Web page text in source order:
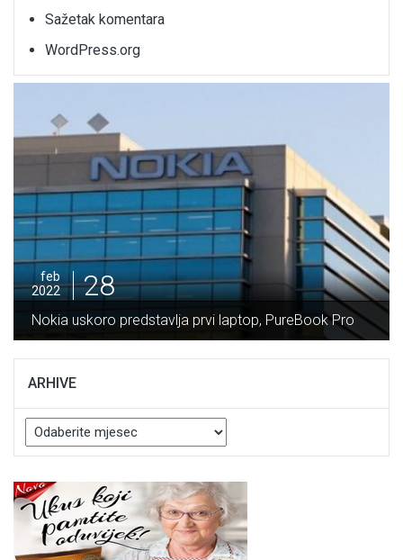
Sažetak komentara
WordPress.org
feb
2022
28
Nokia uskoro predstavlja prvi laptop, PureBook Pro
ARHIVE
Arhive